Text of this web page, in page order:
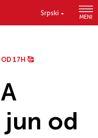
Srpski
MENI
OD 17H 🥰
jun od